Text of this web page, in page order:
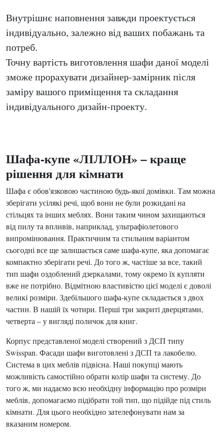
Внутрішнє наповнення завжди проектується
індивідуально, залежно від ваших побажань та
потреб.
Точну вартість виготовлення шафи даної моделі
зможе прорахувати дизайнер-замірник після
заміру вашого приміщення та складання
індивідуального дизайн-проекту.
Шафа-купе «ЛІЛЛОН» – краще
рішення для кімнати
Шафа є обов'язковою частиною будь-якої домівки. Там можна
зберігати усілякі речі, щоб вони не були розкидані на
стільцях та інших меблях. Вони таким чином захищаються
від пилу та впливів, наприклад, ультрафіолетового
випромінювання. Практичним та стильним варіантом
сьогодні все ще залишається саме шафа-купе, яка допомагає
компактно зберігати речі. До того ж, частіше за все, такий
тип шафи оздоблений дзеркалами, тому окремо їх купляти
вже не потрібно. Відмітною властивістю цієї моделі є доволі
великі розміри. Здебільшого шафа-купе складається з двох
частин. В нашій їх чотири. Перші три закриті дверцятами,
четверта – у вигляді поличок для книг.
Корпус представленої моделі створений з ДСП типу
Swisspan. Фасади шафи виготовлені з ДСП та лакобелю.
Система в цих меблів підвісна. Наші покупці мають
можливість самостійно обрати колір шафи та систему. До
того ж, ми надаємо всю необхідну інформацію про розміри
меблів, допомагаємо підібрати той тип, що підійде під стиль
кімнати. Для цього необхідно зателефонувати нам за
вказаним номером.